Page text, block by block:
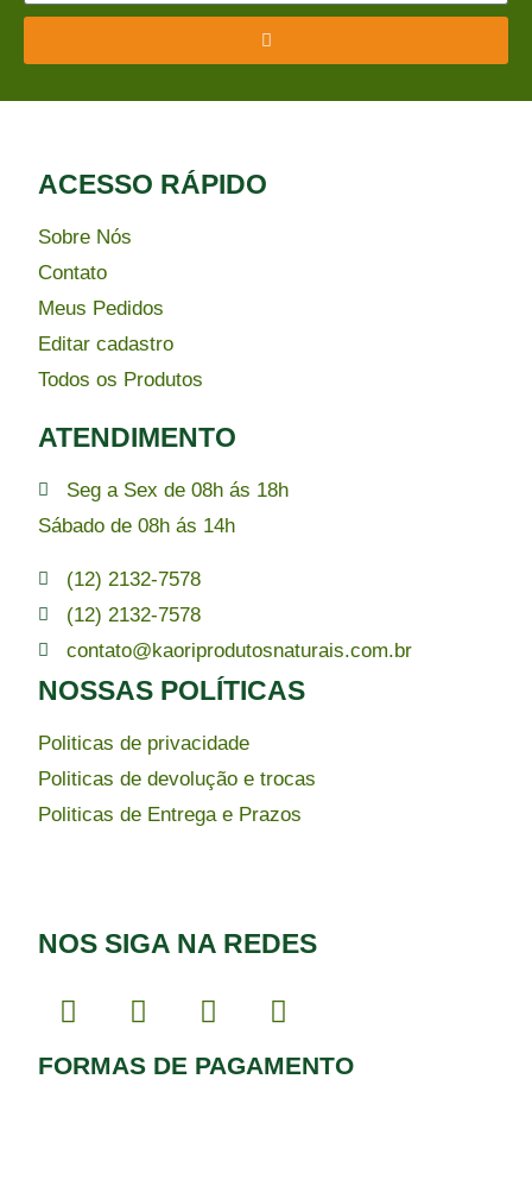
ACESSO RÁPIDO​
Sobre Nós
Contato
Meus Pedidos
Editar cadastro
Todos os Produtos
ATENDIMENTO
Seg a Sex de 08h ás 18h
Sábado de 08h ás 14h
(12) 2132-7578
(12) 2132-7578
contato@kaoriprodutosnaturais.com.br
NOSSAS POLÍTICAS
Politicas de privacidade
Politicas de devolução e trocas
Politicas de Entrega e Prazos
NOS SIGA NA REDES
FORMAS DE PAGAMENTO